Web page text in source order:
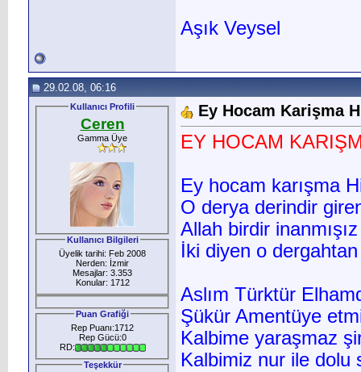
Aşık Veysel
29.02.08, 06:16
Kullanıcı Profili
Ceren
Gamma Üye
Kullanıcı Bilgileri
Üyelik tarihi: Feb 2008
Nerden: İzmir
Mesajlar: 3.353
Konular: 1712
Puan Grafiği
Rep Puanı:1712
Rep Gücü:0
RD:
Teşekkür
Ey Hocam Karişma
EY HOCAM
Ey hocam karışma
O derya derindir
Allah birdir
İki diyen o
Aslım Türktür
Şükür Amentüye
Kalbime yaraşmaz
Kalbimiz nur ile dolu